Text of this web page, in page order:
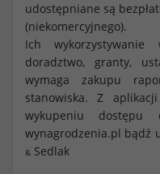
udostępniane są
(niekomercyjnego).
Ich
doradztwo, granty,
wymaga zakupu
stanowiska. Z
wykupeniu
wynagrodzenia.pl bądź
& Sedlak